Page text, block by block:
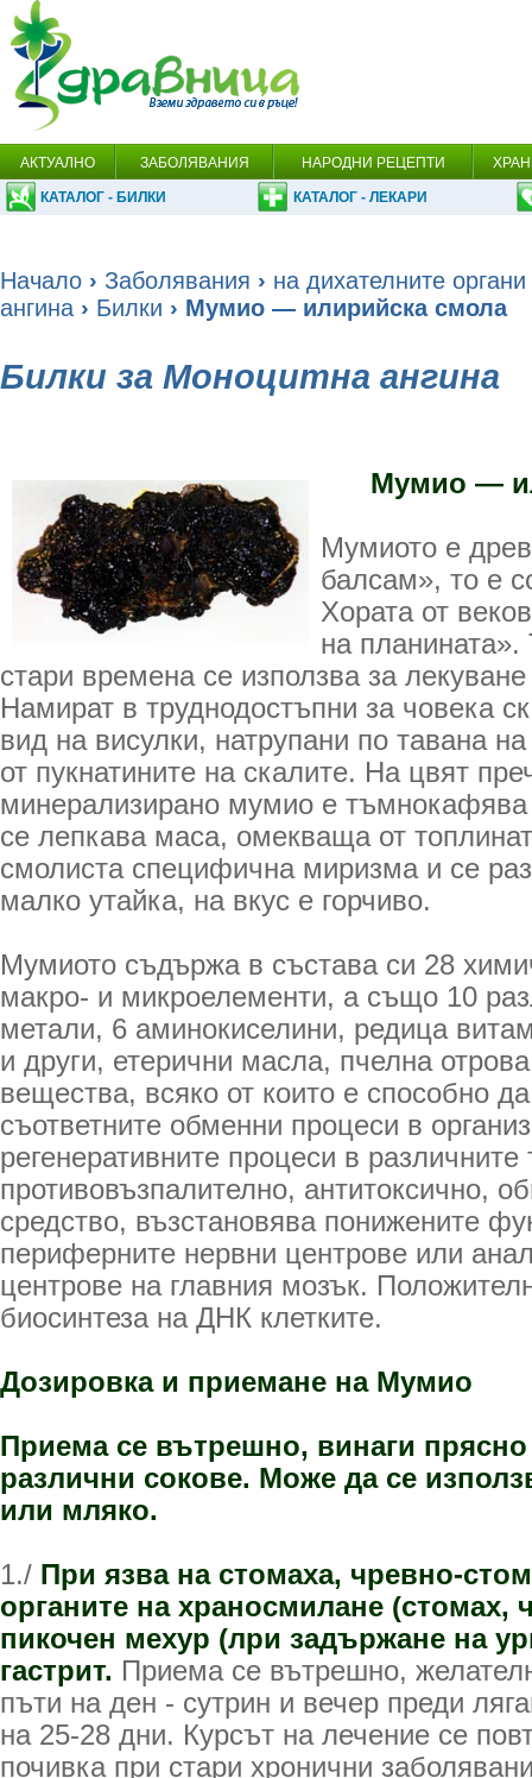
АКТУАЛНО ЗАБОЛЯВАНИЯ НАРОДНИ РЕЦЕПТИ
КАТАЛОГ - БИЛКИ КАТАЛОГ - ЛЕКАРИ
Начало › Заболявания › на дихателните
ангина › Билки › Мумио — илирийска смола
Билки за Моноцитна ангина
Мумио —
Мумиото е
балсам», то е
Хората от
на
стари времена се използва за
Намират в труднодостъпни за човека
вид на висулки, натрупани по тавана
от пукнатините на скалите. На цвят
минерализирано мумио е тъмнокафява
се лепкава маса, омекваща от
смолиста специфична миризма и се
малко утайка, на вкус е горчиво.
Мумиото съдържа в състава си 28
макро- и микроелементи, а също 10
метали, 6 аминокиселини, редица
и други, етерични масла, пчелна
вещества, всяко от които е способно
съответните обменни процеси в
регенеративните процеси в различните
противовъзпалително, антитоксично,
средство, възстановява понижените
периферните нервни центрове или
центрове на главния мозък.
биосинтеза на ДНК клетките.
Дозировка и приемане на Мумио
Приема се вътрешно, винаги прясно
различни сокове. Може да се
или мляко.
1./ При язва на стомаха, чревно-
органите на храносмилане (стомах,
пикочен мехур (лри задържане на
гастрит. Приема се вътрешно,
пъти на ден - сутрин и вечер преди
на 25-28 дни. Курсът на лечение се
почивка при стари хронични